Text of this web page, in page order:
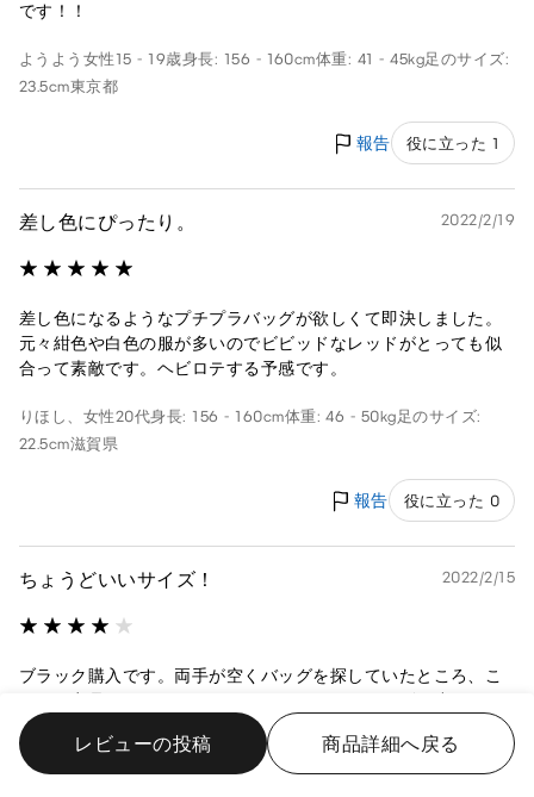
です！！
ようよう 女性 15 - 19歳身長: 156 - 160cm体重: 41 - 45kg足のサイズ:
23.5cm東京都
報告 役に立った 1
差し色にぴったり。 2022/2/19
差し色になるようなプチプラバッグが欲しくて即決しました。
元々紺色や白色の服が多いのでビビッドなレッドがとっても似
合って素敵です。ヘビロテする予感です。
りほし、 女性20代身長: 156 - 160cm体重: 46 - 50kg足のサイズ:
22.5cm滋賀県
報告 役に立った 0
ちょうどいいサイズ！ 2022/2/15
ブラック購入です。両手が空くバッグを探していたところ、こ
ず大きすぎずで、スマホを立てて入れられるのが嬉しかったで
す！肩紐もベルトみたいになっているので重い荷物を入れても
勝手に紐が伸びることなく使えて良かったです！ 少し安っぽく
レビューの投稿 商品詳細へ戻る